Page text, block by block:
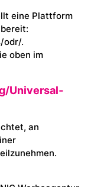
eine Plattform
odr/.
oben im
Universal­
an